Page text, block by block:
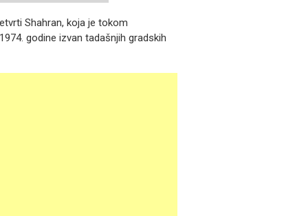
Shahran, koja je tokom
godine izvan tadašnjih gradskih